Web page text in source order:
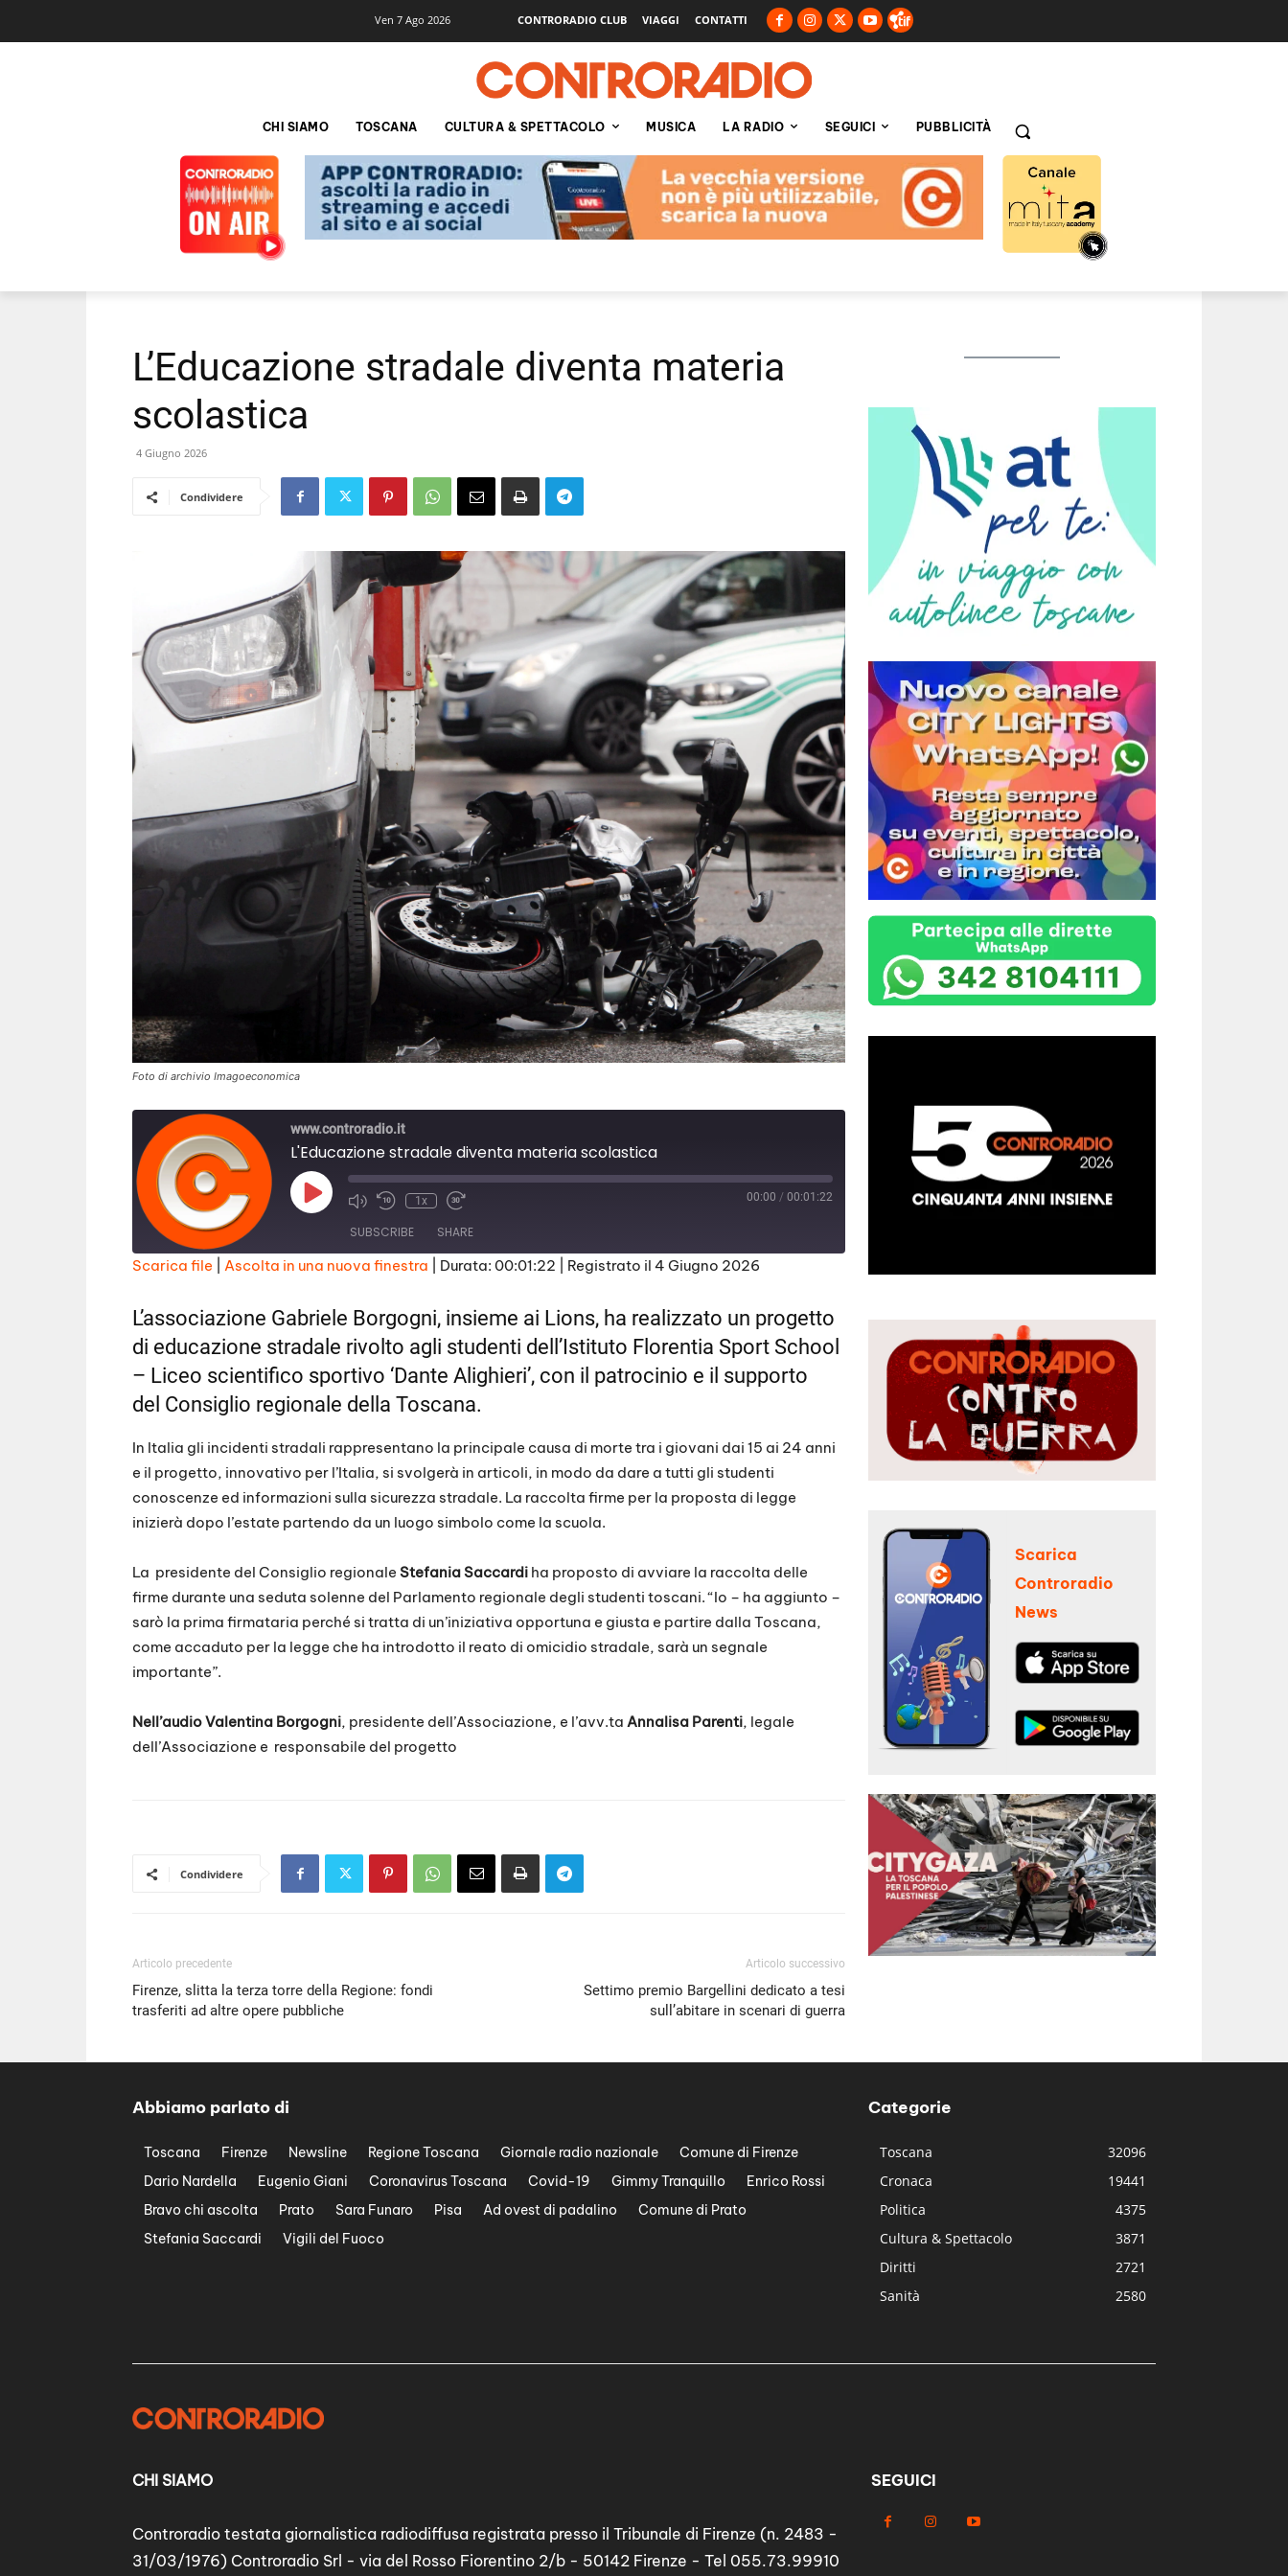
Ven 7 Ago 2026 CONTRORADIO CLUB VIAGGI CONTATTI
CHI SIAMO TOSCANA CULTURA & SPETTACOLO MUSICA LA RADIO SEGUICI PUBBLICITÀ
L’Educazione stradale diventa materia
scolastica
4 Giugno 2026
Condividere
Foto di archivio Imagoeconomica
www.controradio.it
L'Educazione stradale diventa materia scolastica
Play
Episode
1x 00:00 / 00:01:22
SUBSCRIBE SHARE
RSS FEED
LINK
EMBED
Scarica file Ascolta in una nuova finestra Durata: 00:01:22 Registrato il 4 Giugno 2026
L’associazione Gabriele Borgogni, insieme ai Lions, ha realizzato un progetto
di educazione stradale rivolto agli studenti dell’Istituto Florentia Sport School
– Liceo scientifico sportivo ‘Dante Alighieri’, con il patrocinio e il supporto
del Consiglio regionale della Toscana.
In Italia gli incidenti stradali rappresentano la principale causa di morte tra i giovani dai 15 ai 24 anni
e il progetto, innovativo per l’Italia, si svolgerà in articoli, in modo da dare a tutti gli studenti
conoscenze ed informazioni sulla sicurezza stradale. La raccolta firme per la proposta di legge
inizierà dopo l’estate partendo da un luogo simbolo come la scuola.
La presidente del Consiglio regionale Stefania Saccardi ha proposto di avviare la raccolta delle
firme durante una seduta solenne del Parlamento regionale degli studenti toscani. “Io – ha aggiunto –
sarò la prima firmataria perché si tratta di un’iniziativa opportuna e giusta e partire dalla Toscana,
come accaduto per la legge che ha introdotto il reato di omicidio stradale, sarà un segnale
importante”.
Nell’audio Valentina Borgogni, presidente dell’Associazione, e l’avv.ta Annalisa Parenti, legale
dell’Associazione e responsabile del progetto
Condividere
Articolo precedente
Firenze, slitta la terza torre della Regione: fondi
trasferiti ad altre opere pubbliche
Articolo successivo
Settimo premio Bargellini dedicato a tesi
sull’abitare in scenari di guerra
Scarica
Controradio
News
Abbiamo parlato di
Toscana Firenze Newsline Regione Toscana Giornale radio nazionale
Comune di Firenze
Dario Nardella
Eugenio Giani Coronavirus Toscana Covid-19 Gimmy Tranquillo
Enrico Rossi
Bravo chi ascolta
Prato Sara Funaro Pisa Ad ovest di padalino
Comune di Prato
Stefania Saccardi
Vigili del Fuoco
Categorie
Toscana
32096
Cronaca
19441
Politica
4375
Cultura & Spettacolo
3871
Diritti
2721
Sanità
2580
CHI SIAMO
Controradio testata giornalistica radiodiffusa registrata presso il Tribunale di Firenze (n. 2483 -
31/03/1976) Controradio Srl - via del Rosso Fiorentino 2/b - 50142 Firenze - Tel 055.73.99910
SEGUICI